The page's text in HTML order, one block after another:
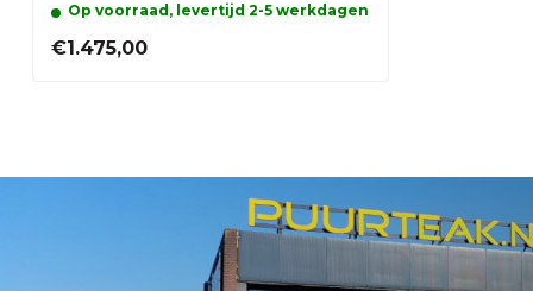
Op voorraad, levertijd 2-5 werkdagen
€1.475,00